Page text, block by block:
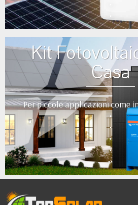
•
Kit
Casa
Per piccole applicazioni come
•
•
•
•
••